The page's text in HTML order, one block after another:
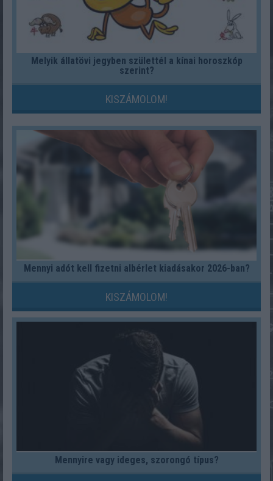
Melyik állatövi jegyben születtél a kínai horoszkóp
szerint?
KISZÁMOLOM!
Mennyi adót kell fizetni albérlet kiadásakor 2026-ban?
KISZÁMOLOM!
Mennyire vagy ideges, szorongó típus?